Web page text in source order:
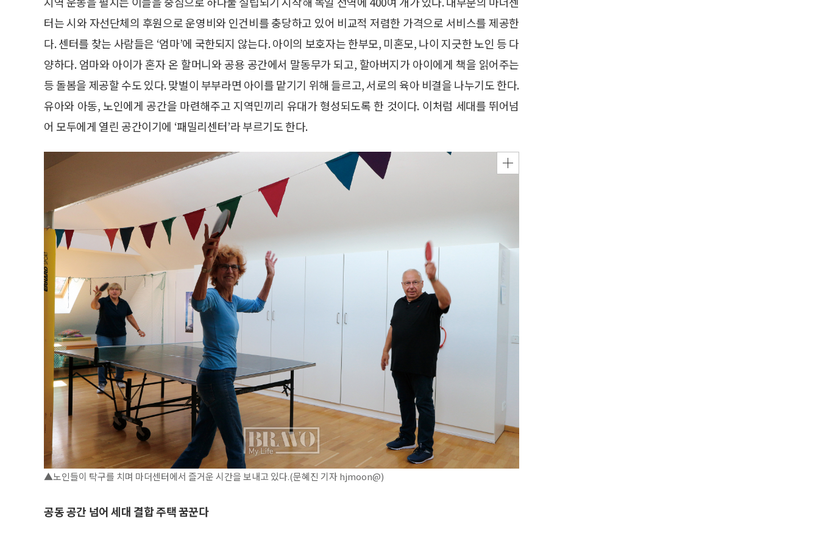
터는 시와 자선단체의 후원으로 운영비와 인건비를 충당하고 있어 비교적 저렴한 가격으로 서비스를 제공한
다. 센터를 찾는 사람들은 ‘엄마’에 국한되지 않는다. 아이의 보호자는 한부모, 미혼모, 나이 지긋한 노인 등 다
양하다. 엄마와 아이가 혼자 온 할머니와 공용 공간에서 말동무가 되고, 할아버지가 아이에게 책을 읽어주는
등 돌봄을 제공할 수도 있다. 맞벌이 부부라면 아이를 맡기기 위해 들르고, 서로의 육아 비결을 나누기도 한다.
유아와 아동, 노인에게 공간을 마련해주고 지역민끼리 유대가 형성되도록 한 것이다. 이처럼 세대를 뛰어넘
어 모두에게 열린 공간이기에 ‘패밀리센터’라 부르기도 한다.
▲노인들이 탁구를 치며 마더센터에서 즐거운 시간을 보내고 있다.(문혜진 기자 hjmoon@)
공동 공간 넘어 세대 결합 주택 꿈꾼다